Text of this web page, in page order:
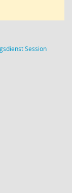
Session(Wird in